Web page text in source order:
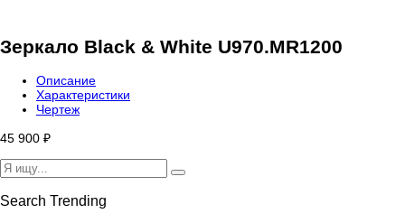
Зеркало Black & White U970.MR1200
Описание
Характеристики
Чертеж
45 900 ₽
Search Trending